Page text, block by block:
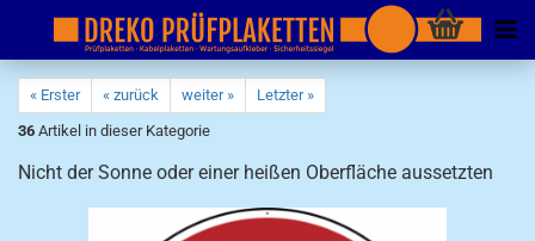
« Erster « zurück weiter »
Letzter »
36 Artikel in dieser Kategorie
Nicht der Sonne oder einer heißen Oberfläche aussetzten